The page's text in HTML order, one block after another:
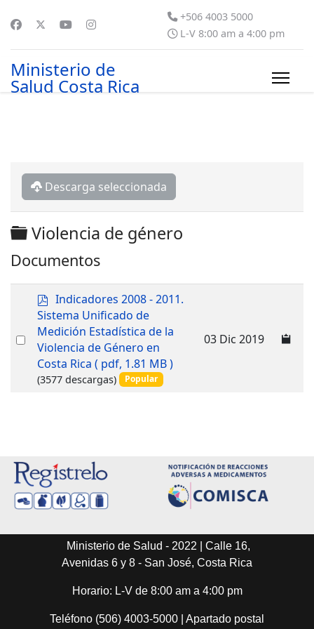
+506 4003 5000
L-V 8:00 am a 4:00 pm
Ministerio de
Salud Costa Rica
Descarga seleccionada
Carpeta
Violencia de género
Documentos
Select
item
p
d
f
Indicadores 2008 - 2011.
Sistema Unificado de
Medición Estadística de la
Violencia de Género en
Costa Rica ( pdf, 1.81 MB )
(3577 descargas) Popular
03 Dic 2019
Ministerio de Salud - 2022 | Calle 16,
Avenidas 6 y 8 - San José, Costa Rica
Horario: L-V de 8:00 am a 4:00 pm
Teléfono (506) 4003-5000 | Apartado postal